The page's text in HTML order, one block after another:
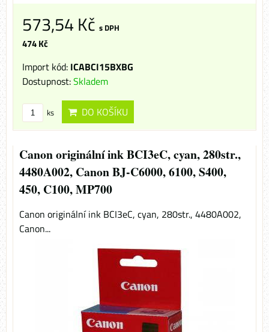
573,54 Kč s DPH
474 Kč
Import kód: ICABCI15BXBG
Dostupnost:Skladem
ks DO KOŠÍKU
Canon originální ink BCI3eC, cyan, 280str.,
4480A002, Canon BJ-C6000, 6100, S400,
450, C100, MP700
Canon originální ink BCI3eC, cyan, 280str., 4480A002,
Canon...